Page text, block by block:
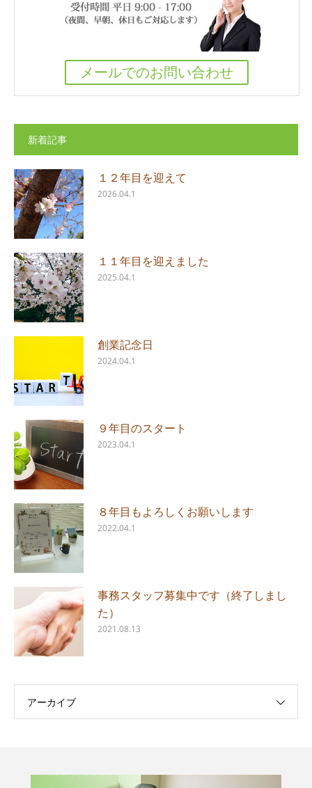
メールでのお問い合わせ
新着記事
１２年目を迎えて
2026.04.1
１１年目を迎えました
2025.04.1
創業記念日
2024.04.1
９年目のスタート
2023.04.1
８年目もよろしくお願いします
2022.04.1
事務スタッフ募集中です（終了しまし
た）
2021.08.13
アーカイブ